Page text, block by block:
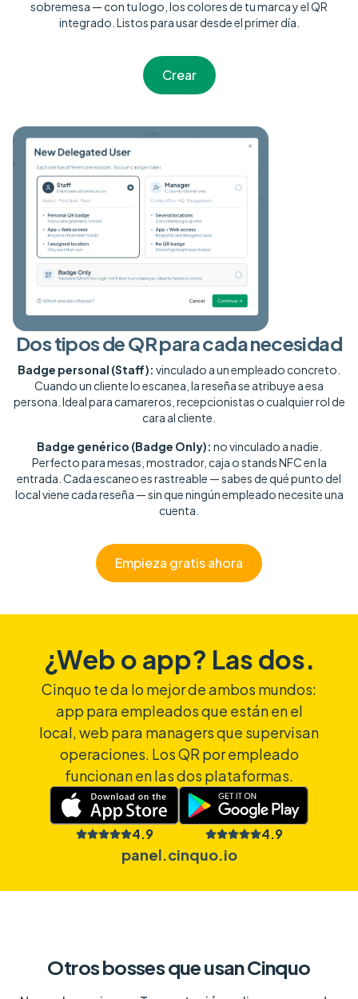
sobremesa — con tu logo, los colores de tu marca y el QR
integrado. Listos para usar desde el primer día.
Crear
Dos tipos de QR para cada necesidad
Badge personal (Staff): vinculado a un empleado concreto.
Cuando un cliente lo escanea, la reseña se atribuye a esa
persona. Ideal para camareros, recepcionistas o cualquier rol de
cara al cliente.
Badge genérico (Badge Only): no vinculado a nadie.
Perfecto para mesas, mostrador, caja o stands NFC en la
entrada. Cada escaneo es rastreable — sabes de qué punto del
local viene cada reseña — sin que ningún empleado necesite una
cuenta.
Empieza gratis ahora
¿Web o app? Las dos.
Cinquo te da lo mejor de ambos mundos:
app para empleados que están en el
local, web para managers que supervisan
operaciones. Los QR por empleado
funcionan en las dos plataformas.
4.9 4.9
panel.cinquo.io
Otros bosses que usan Cinquo